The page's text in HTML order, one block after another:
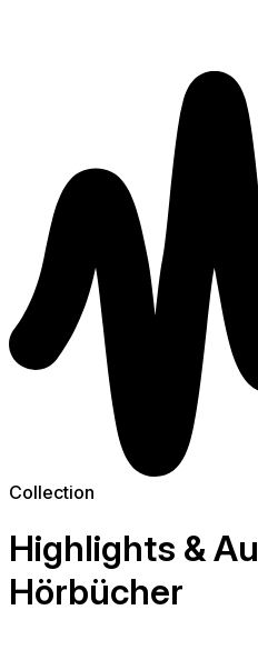
Collection
Highlights &
Hörbücher